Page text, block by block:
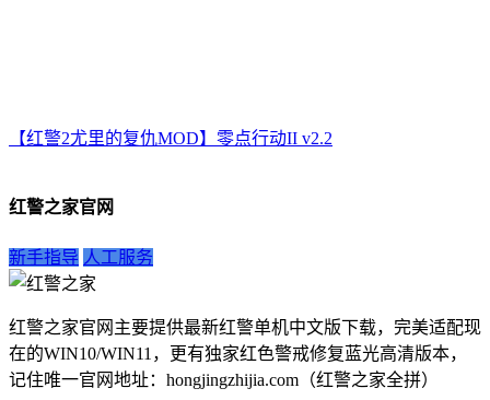
【红警2尤里的复仇MOD】零点行动II v2.2
红警之家官网
新手指导 人工服务
红警之家官网主要提供最新红警单机中文版下载，完美适配现
在的WIN10/WIN11，更有独家红色警戒修复蓝光高清版本，
记住唯一官网地址：hongjingzhijia.com（红警之家全拼）